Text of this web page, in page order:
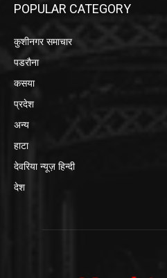
POPULAR CATEGORY
कुशीनगर समाचार
पडरौना
कसया
प्रदेश
अन्य
हाटा
देवरिया न्यूज़ हिन्दी
देश